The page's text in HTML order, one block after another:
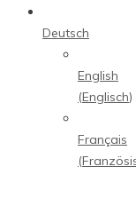
Deutsch
English
(Englisch)
Français
(